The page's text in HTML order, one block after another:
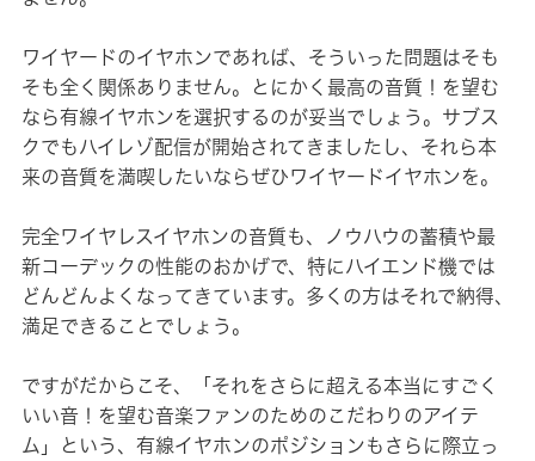
ワイヤードのイヤホンであれば、そういった問題はそも
そも全く関係ありません。とにかく最高の音質！を望む
なら有線イヤホンを選択するのが妥当でしょう。サブス
クでもハイレゾ配信が開始されてきましたし、それら本
来の音質を満喫したいならぜひワイヤードイヤホンを。
完全ワイヤレスイヤホンの音質も、ノウハウの蓄積や最
新コーデックの性能のおかげで、特にハイエンド機では
どんどんよくなってきています。多くの方はそれで納得、
満足できることでしょう。
ですがだからこそ、「それをさらに超える本当にすごく
いい音！を望む音楽ファンのためのこだわりのアイテ
ム」という、有線イヤホンのポジションもさらに際立っ